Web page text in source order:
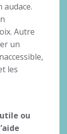
audace.
Autre
un
les
ou